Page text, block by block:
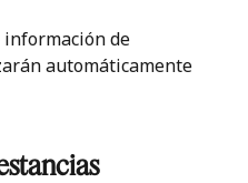
información de
automáticamente